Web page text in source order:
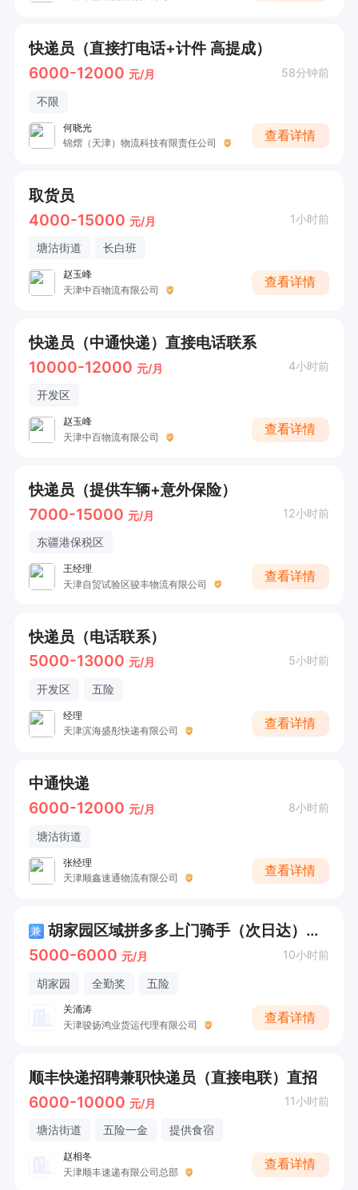
快递员（直接打电话+计件 高提成）
6000-12000 元/月 58分钟前
不限
何晓光
锦熠（天津）物流科技有限责任公司
查看详情
取货员
4000-15000 元/月 1小时前
塘沽街道 长白班
赵玉峰
天津中百物流有限公司
查看详情
快递员（中通快递）直接电话联系
10000-12000 元/月 4小时前
开发区
赵玉峰
天津中百物流有限公司
查看详情
快递员（提供车辆+意外保险）
7000-15000 元/月 12小时前
东疆港保税区
王经理
天津自贸试验区骏丰物流有限公司
查看详情
快递员（电话联系）
5000-13000 元/月 5小时前
开发区 五险
经理
天津滨海盛彤快递有限公司
查看详情
中通快递
6000-12000 元/月 8小时前
塘沽街道
张经理
天津顺鑫速通物流有限公司
查看详情
兼
胡家园区域拼多多上门骑手（次日达）半天工作 按票结算
5000-6000 元/月 10小时前
胡家园 全勤奖 五险
关涌涛
天津骏扬鸿业货运代理有限公司
查看详情
顺丰快递招聘兼职快递员（直接电联）直招
6000-10000 元/月 11小时前
塘沽街道 五险一金 提供食宿
赵相冬
天津顺丰速递有限公司总部
查看详情